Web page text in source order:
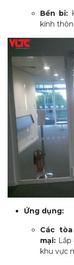
Bền bỉ:
kính
Ứng dụng:
Các
mại:
khu vực